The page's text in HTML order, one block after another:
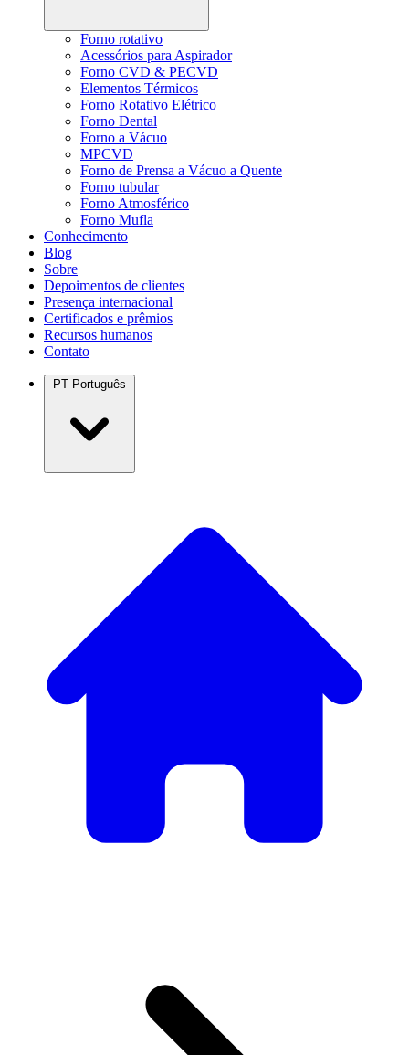
Forno rotativo
Acessórios para Aspirador
Forno CVD & PECVD
Elementos Térmicos
Forno Rotativo Elétrico
Forno Dental
Forno a Vácuo
MPCVD
Forno de Prensa a Vácuo a Quente
Forno tubular
Forno Atmosférico
Forno Mufla
Conhecimento
Blog
Sobre
Depoimentos de clientes
Presença internacional
Certificados e prêmios
Recursos humanos
Contato
PT Português